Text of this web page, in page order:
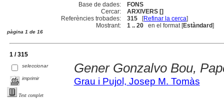
Base de dades:
FONS
Cercar:
ARXIVERS []
Referències trobades:
315 [Refinar la cerca]
Mostrant:
1 .. 20 en el format [Estàndard]
pàgina 1 de 16
1 / 315
seleccionar
imprimir
Text complet
Gener Gonzalvo Bou,
Grau i Pujol, Josep M. Tomàs